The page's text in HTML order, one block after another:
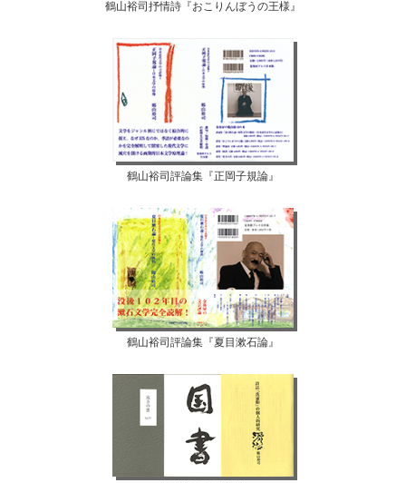
鶴山裕司抒情詩『おこりんぼうの王様』
鶴山裕司評論集『正岡子規論』
鶴山裕司評論集『夏目漱石論』